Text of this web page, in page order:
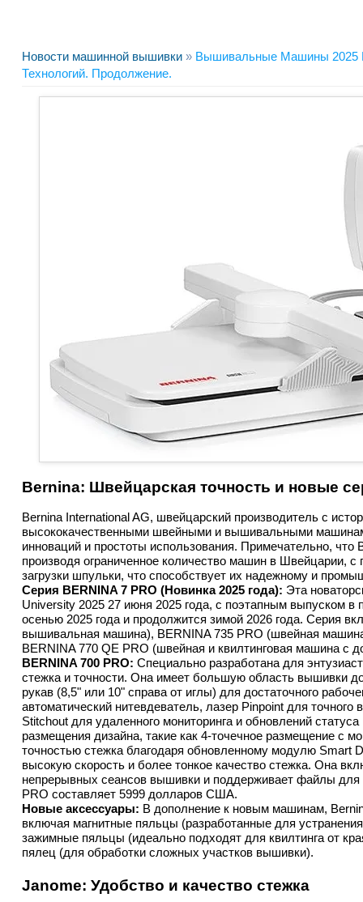
Новости машинной вышивки » Вышивальные Машины 2025
Технологий. Продолжение.
Bernina: Швейцарская точность и новые
Bernina International AG, швейцарский производитель с
высококачественными швейными и вышивальными
инноваций и простоты использования. Примечательно,
производя ограниченное количество машин в Швейцарии,
загрузки шпульки, что способствует их надежному и
Серия BERNINA 7 PRO (Новинка 2025 года): Эта
University 2025 27 июня 2025 года, с поэтапным выпуском в
осенью 2025 года и продолжится зимой 2026 года. Серия
вышивальная машина), BERNINA 735 PRO (швейная
BERNINA 770 QE PRO (швейная и квилтинговая машина с
BERNINA 700 PRO: Специально разработана для
стежка и точности. Она имеет большую область вышивки
рукав (8,5" или 10" справа от иглы) для достаточного
автоматический нитевдеватель, лазер Pinpoint для
Stitchout для удаленного мониторинга и обновлений
размещения дизайна, такие как 4-точечное размещение с
точностью стежка благодаря обновленному модулю Smart
высокую скорость и более тонкое качество стежка. Она
непрерывных сеансов вышивки и поддерживает файлы
PRO составляет 5999 долларов США.
Новые аксессуары: В дополнение к новым машинам,
включая магнитные пяльцы (разработанные для
зажимные пяльцы (идеально подходят для квилтинга от
пялец (для обработки сложных участков вышивки).
Janome: Удобство и качество стежка